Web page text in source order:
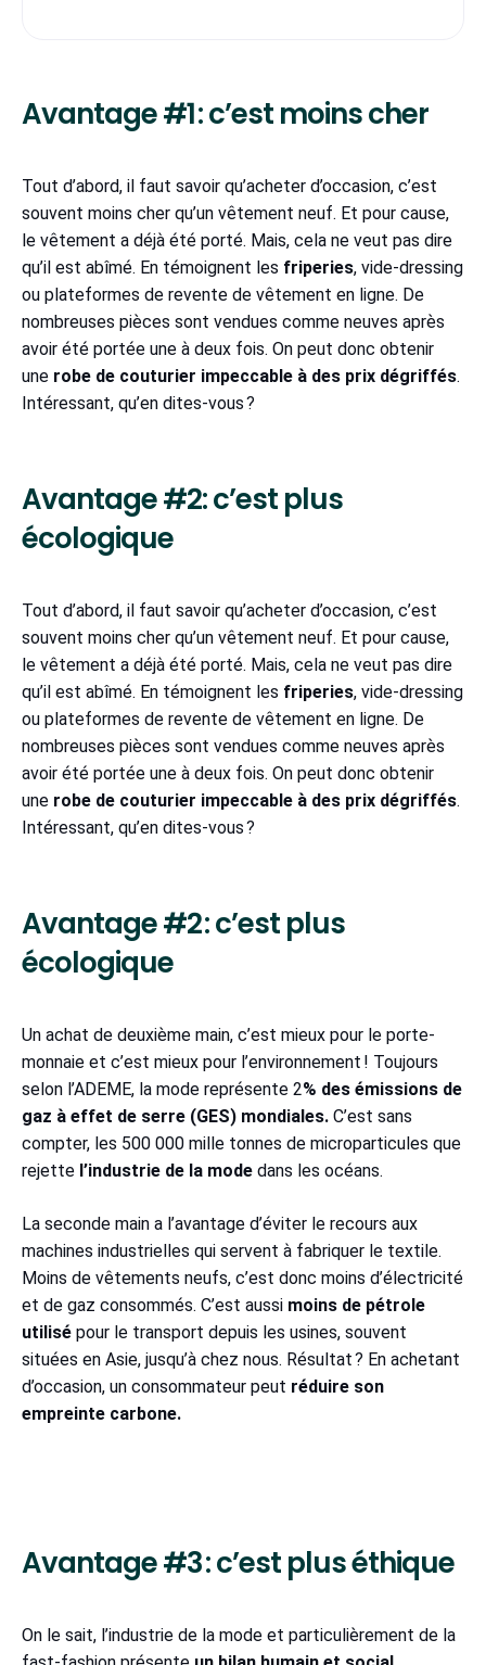
Avantage #1 : c’est moins cher
Tout d’abord, il faut savoir qu’acheter d’occasion, c’est
souvent moins cher qu’un vêtement neuf. Et pour cause,
le vêtement a déjà été porté. Mais, cela ne veut pas dire
qu’il est abîmé. En témoignent les friperies, vide-dressing
ou plateformes de revente de vêtement en ligne. De
nombreuses pièces sont vendues comme neuves après
avoir été portée une à deux fois. On peut donc obtenir
une robe de couturier impeccable à des prix dégriffés.
Intéressant, qu’en dites-vous ?
Avantage #2: c’est plus
écologique
Tout d’abord, il faut savoir qu’acheter d’occasion, c’est
souvent moins cher qu’un vêtement neuf. Et pour cause,
le vêtement a déjà été porté. Mais, cela ne veut pas dire
qu’il est abîmé. En témoignent les friperies, vide-dressing
ou plateformes de revente de vêtement en ligne. De
nombreuses pièces sont vendues comme neuves après
avoir été portée une à deux fois. On peut donc obtenir
une robe de couturier impeccable à des prix dégriffés.
Intéressant, qu’en dites-vous ?
Avantage #2 : c’est plus
écologique
Un achat de deuxième main, c’est mieux pour le porte-
monnaie et c’est mieux pour l’environnement ! Toujours
selon l’ADEME, la mode représente 2% des émissions de
gaz à effet de serre (GES) mondiales. C’est sans
compter, les 500 000 mille tonnes de microparticules que
rejette l’industrie de la mode dans les océans.
La seconde main a l’avantage d’éviter le recours aux
machines industrielles qui servent à fabriquer le textile.
Moins de vêtements neufs, c’est donc moins d’électricité
et de gaz consommés. C’est aussi moins de pétrole
utilisé pour le transport depuis les usines, souvent
situées en Asie, jusqu’à chez nous. Résultat ? En achetant
d’occasion, un consommateur peut réduire son
empreinte carbone.
Avantage #3 : c’est plus éthique
On le sait, l’industrie de la mode et particulièrement de la